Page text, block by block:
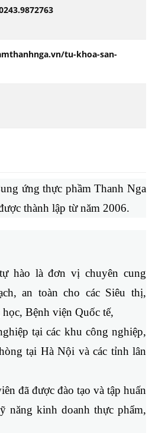
tu-khoa-san-
ứng thực phầm Thanh Nga
thành lập từ năm 2006.
tự hào là đơn vị chuyên cung
an toàn cho các Siêu thị,
Bệnh viện Quốc tế,
tại các khu công nghiệp,
tại Hà Nội và các tỉnh lân
đã được đào tạo và tập huấn
năng kinh doanh thực phẩm,